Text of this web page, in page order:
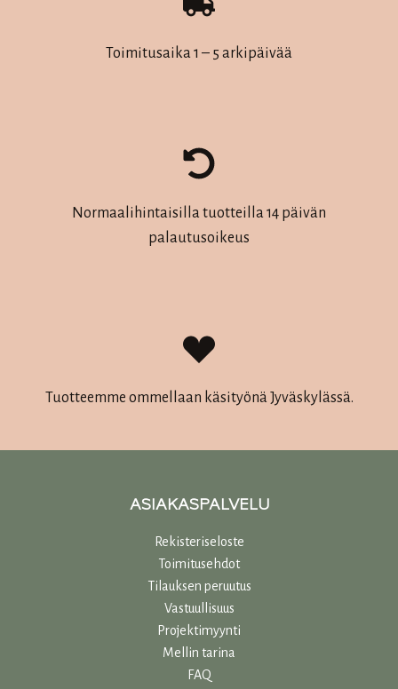
Toimitusaika 1 – 5 arkipäivää
Normaalihintaisilla tuotteilla 14 päivän
palautusoikeus
Tuotteemme ommellaan käsityönä Jyväskylässä.
ASIAKASPALVELU
Rekisteriseloste
Toimitusehdot
Tilauksen peruutus
Vastuullisuus
Projektimyynti
Mellin tarina
FAQ